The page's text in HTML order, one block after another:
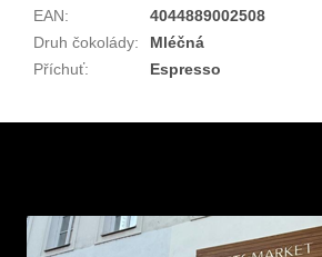
EAN:
4044889002508
Druh čokolády:
Mléčná
Příchuť: Espresso